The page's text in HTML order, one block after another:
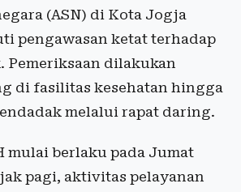
(ASN) di Kota Jogja
pengawasan ketat terhadap
Pemeriksaan dilakukan
di fasilitas kesehatan hingga
melalui rapat daring.
mulai berlaku pada Jumat
pagi, aktivitas pelayanan